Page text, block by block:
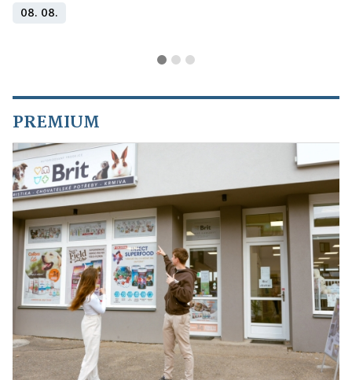
08. 08.
PREMIUM